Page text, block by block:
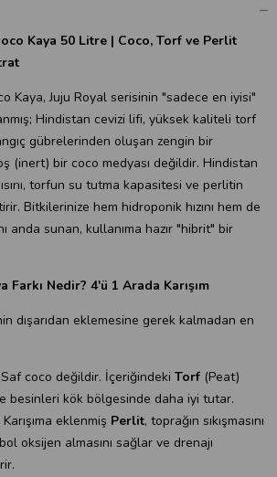
Kaya 50 Litre | Coco, Torf ve Perlit
Kaya, Juju Royal serisinin "sadece en iyisi"
Hindistan cevizi lifi, yüksek kaliteli torf
gübrelerinden oluşan zengin bir
(inert) bir coco medyası değildir. Hindistan
torfun su tutma kapasitesi ve perlitin
Bitkilerinize hem hidroponik hızını hem de
anda sunan, kullanıma hazır "hibrit" bir
Farkı Nedir? 4'ü 1 Arada Karışım
dışarıdan eklemesine gerek kalmadan en
Saf coco değildir. İçeriğindeki Torf (Peat)
besinleri kök bölgesinde daha iyi tutar.
Karışıma eklenmiş Perlit, toprağın sıkışmasını
oksijen almasını sağlar ve drenajı